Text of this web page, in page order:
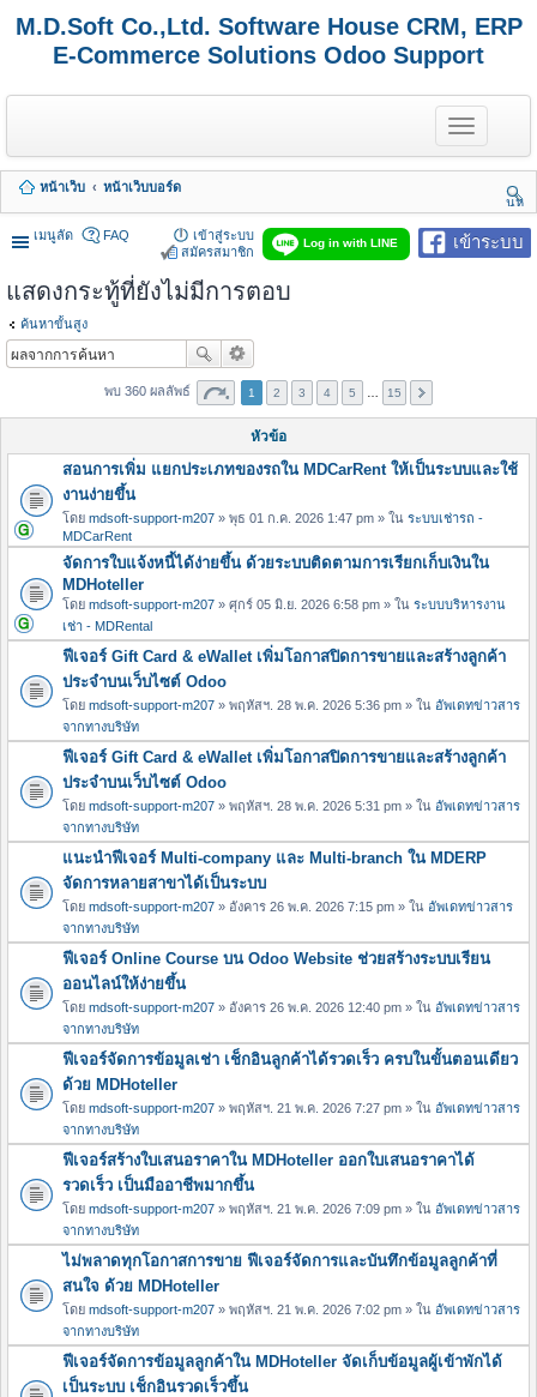
M.D.Soft Co.,Ltd. Software House CRM, ERP
E-Commerce Solutions Odoo Support
T
o
g
e
n
a
หน้าเว็บ
หน้าเว็บบอร์ด
นห
า
เมนูลัด
เข้าระบบ
Log in with LINE
FAQ
เข้าสู่ระบบ
สมัครสมาชิก
แสดงกระทู้ที่ยังไม่มีการตอบ
ค้นหาขั้นสูง
พบ 360 ผลลัพธ์ 1 2 3 4 5 15
หัวข้อ
สอนการเพิ่ม แยกประเภทของรถใน MDCarRent ให้เป็นระบบและใช้
งานง่ายขึ้น
โดย mdsoft-support-m207 » พุธ 01 ก.ค. 2026 1:47 pm » ใน ระบบเช่ารถ -
MDCarRent
จัดการใบแจ้งหนี้ได้ง่ายขึ้น ด้วยระบบติดตามการเรียกเก็บเงินใน
MDHoteller
โดย mdsoft-support-m207 » ศุกร์ 05 มิ.ย. 2026 6:58 pm » ใน ระบบบริหารงาน
เช่า - MDRental
ฟีเจอร์ Gift Card & eWallet เพิ่มโอกาสปิดการขายและสร้างลูกค้า
ประจำบนเว็บไซต์ Odoo
โดย mdsoft-support-m207 » พฤหัสฯ. 28 พ.ค. 2026 5:36 pm » ใน อัพเดทข่าวสาร
จากทางบริษัท
ฟีเจอร์ Gift Card & eWallet เพิ่มโอกาสปิดการขายและสร้างลูกค้า
ประจำบนเว็บไซต์ Odoo
โดย mdsoft-support-m207 » พฤหัสฯ. 28 พ.ค. 2026 5:31 pm » ใน อัพเดทข่าวสาร
จากทางบริษัท
แนะนำฟีเจอร์ Multi-company และ Multi-branch ใน MDERP
จัดการหลายสาขาได้เป็นระบบ
โดย mdsoft-support-m207 » อังคาร 26 พ.ค. 2026 7:15 pm » ใน อัพเดทข่าวสาร
จากทางบริษัท
ฟีเจอร์ Online Course บน Odoo Website ช่วยสร้างระบบเรียน
ออนไลน์ให้ง่ายขึ้น
โดย mdsoft-support-m207 » อังคาร 26 พ.ค. 2026 12:40 pm » ใน อัพเดทข่าวสาร
จากทางบริษัท
ฟีเจอร์จัดการข้อมูลเช่า เช็กอินลูกค้าได้รวดเร็ว ครบในขั้นตอนเดียว
ด้วย MDHoteller
โดย mdsoft-support-m207 » พฤหัสฯ. 21 พ.ค. 2026 7:27 pm » ใน อัพเดทข่าวสาร
จากทางบริษัท
ฟีเจอร์สร้างใบเสนอราคาใน MDHoteller ออกใบเสนอราคาได้
รวดเร็ว เป็นมืออาชีพมากขึ้น
โดย mdsoft-support-m207 » พฤหัสฯ. 21 พ.ค. 2026 7:09 pm » ใน อัพเดทข่าวสาร
จากทางบริษัท
ไม่พลาดทุกโอกาสการขาย ฟีเจอร์จัดการและบันทึกข้อมูลลูกค้าที่
สนใจ ด้วย MDHoteller
โดย mdsoft-support-m207 » พฤหัสฯ. 21 พ.ค. 2026 7:02 pm » ใน อัพเดทข่าวสาร
จากทางบริษัท
ฟีเจอร์จัดการข้อมูลลูกค้าใน MDHoteller จัดเก็บข้อมูลผู้เข้าพักได้
เป็นระบบ เช็กอินรวดเร็วขึ้น